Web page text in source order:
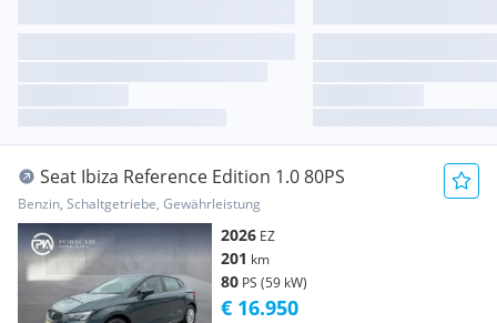
Seat Ibiza Reference Edition 1.0 80PS
Benzin, Schaltgetriebe, Gewährleistung
2026 EZ
201 km
80 PS (59 kW)
€ 16.950